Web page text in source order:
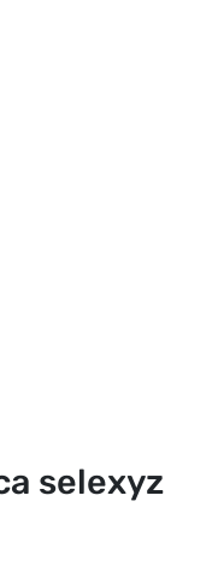
selexyz